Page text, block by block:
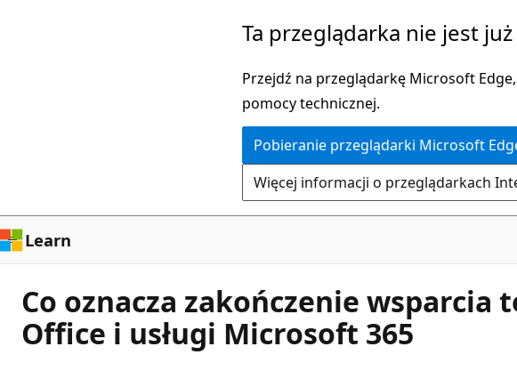
Ta przeglądarka nie jest
Przejdź na przeglądarkę Microsoft
pomocy technicznej.
Pobieranie przeglądarki Microsoft
Więcej informacji o przeglądarkach
Learn
Co oznacza zakończenie
Office i usługi Microsoft 365